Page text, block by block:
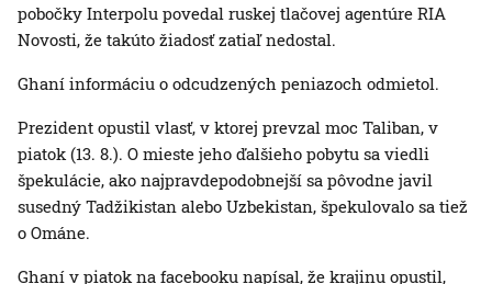
pobočky Interpolu povedal ruskej tlačovej agentúre RIA
Novosti, že takúto žiadosť zatiaľ nedostal.
Ghaní informáciu o odcudzených peniazoch odmietol.
Prezident opustil vlasť, v ktorej prevzal moc Taliban, v
piatok (13. 8.). O mieste jeho ďalšieho pobytu sa viedli
špekulácie, ako najpravdepodobnejší sa pôvodne javil
susedný Tadžikistan alebo Uzbekistan, špekulovalo sa tiež
o Ománe.
Ghaní v piatok na facebooku napísal, že krajinu opustil,